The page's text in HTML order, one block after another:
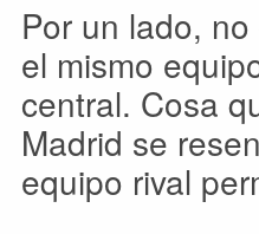
Por un lado,
el mismo
central. Cosa
Madrid se
equipo rival